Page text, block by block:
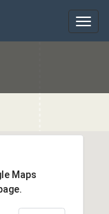
Toggle
Maps
Maps
Toggle